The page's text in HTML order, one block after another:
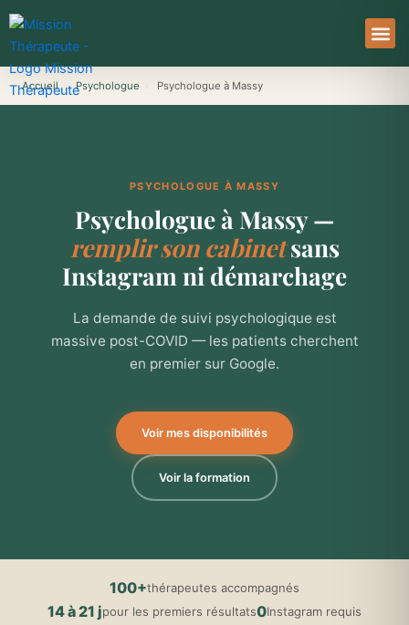
Aller
au
contenu
Accueil › Psychologue Psychologue à Massy
PSYCHOLOGUE À MASSY
Psychologue à Massy —
remplir son cabinetsans
Instagram ni démarchage
La demande de suivi psychologique est
massive post-COVID — les patients cherchent
en premier sur Google.
Voir mes disponibilités
Voir la formation
100+thérapeutes accompagnés
14 à 21 jpour les premiers résultats0Instagram requis